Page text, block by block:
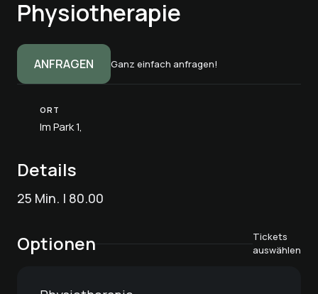
Physiotherapie
ANFRAGEN Ganz einfach anfragen!
ORT
Im Park 1,
Details
25 Min. | 80.00
Optionen
Tickets
auswählen